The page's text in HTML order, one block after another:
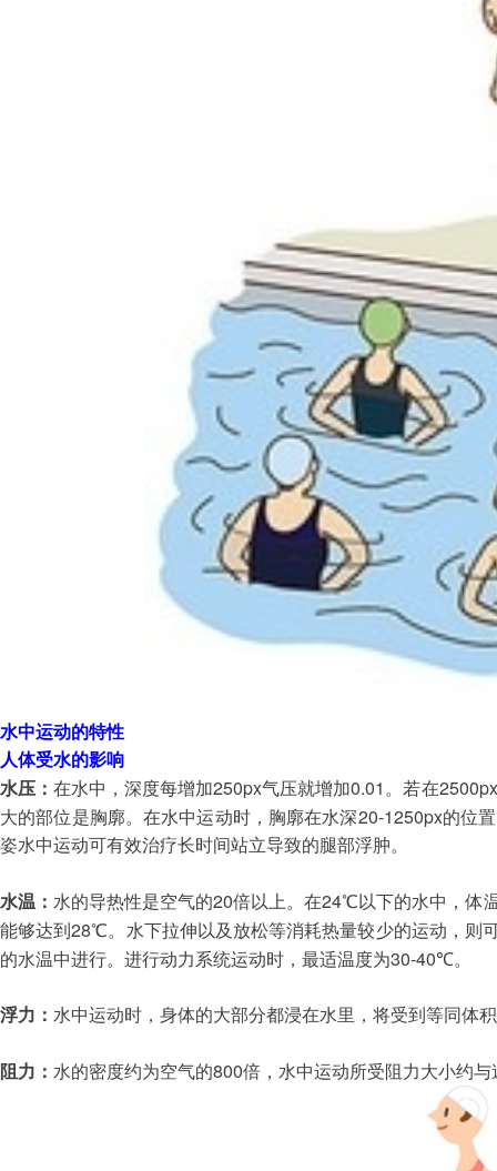
水中运动的特性
人体受水的影响
水压：在水中，深度每增加250px气压就增加0.01 。若在
大的部位是胸廓。在水中运动时，胸廓在水深20-1250px的位
姿水中运动可有效治疗长时间站立导致的腿部浮肿。
水温： 水的导热性是空气的20倍以上。在24℃以下的水中，体
能够达到28℃。水下拉伸以及放松等消耗热量较少的运动，则
的水温中进行。进行动力系统运动时，最适温度为30-40℃。
浮力： 水中运动时，身体的大部分都浸在水里，将受到等同体
阻力： 水的密度约为空气的800倍，水中运动所受阻力大小约